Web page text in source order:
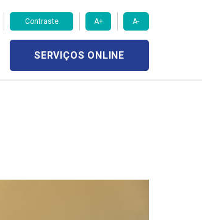
Contraste A+ A-
SERVIÇOS ONLINE